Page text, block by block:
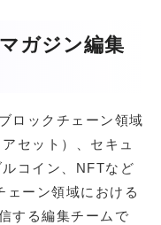
ガジン編集
ロックチェーン領域
セット）、セキュ
コイン、NFTなど
ーン領域における
する編集チームで